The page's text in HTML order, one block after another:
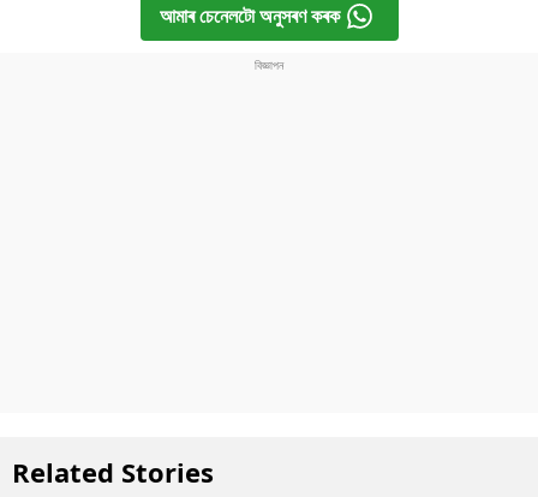
আমাৰ চেনেলটো অনুসৰণ কৰক
Related Stories